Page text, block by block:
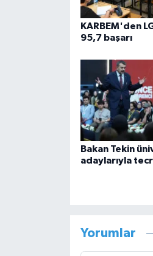
KARBEM'den
95,7 başarı
Bakan Tekin
adaylarıyla
Yorumlar